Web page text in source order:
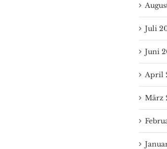
Juli
Juni
April
März